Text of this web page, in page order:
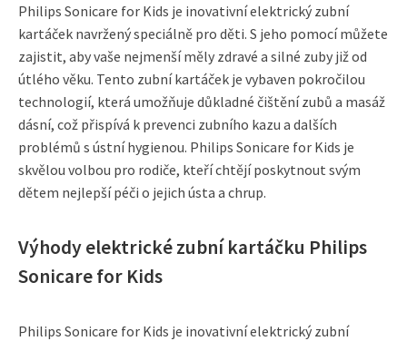
Philips Sonicare for Kids je inovativní elektrický zubní
kartáček navržený speciálně pro děti. S jeho pomocí můžete
zajistit, aby vaše nejmenší měly zdravé a silné zuby již od
útlého věku. Tento zubní kartáček je vybaven pokročilou
technologií, která umožňuje důkladné čištění zubů a masáž
dásní, což přispívá k prevenci zubního kazu a dalších
problémů s ústní hygienou. Philips Sonicare for Kids je
skvělou volbou pro rodiče, kteří chtějí poskytnout svým
dětem nejlepší péči o jejich ústa a chrup.
Výhody elektrické zubní kartáčku Philips
Sonicare for Kids
Philips Sonicare for Kids je inovativní elektrický zubní